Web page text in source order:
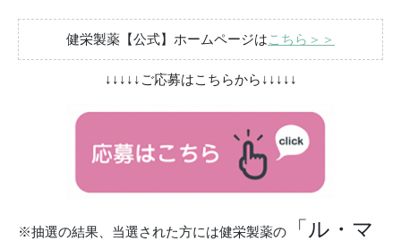
健栄製薬【公式】ホームページはこちら＞＞
↓↓↓↓↓ご応募はこちらから↓↓↓↓↓
※抽選の結果、当選された方には健栄製薬の
「ル・マ